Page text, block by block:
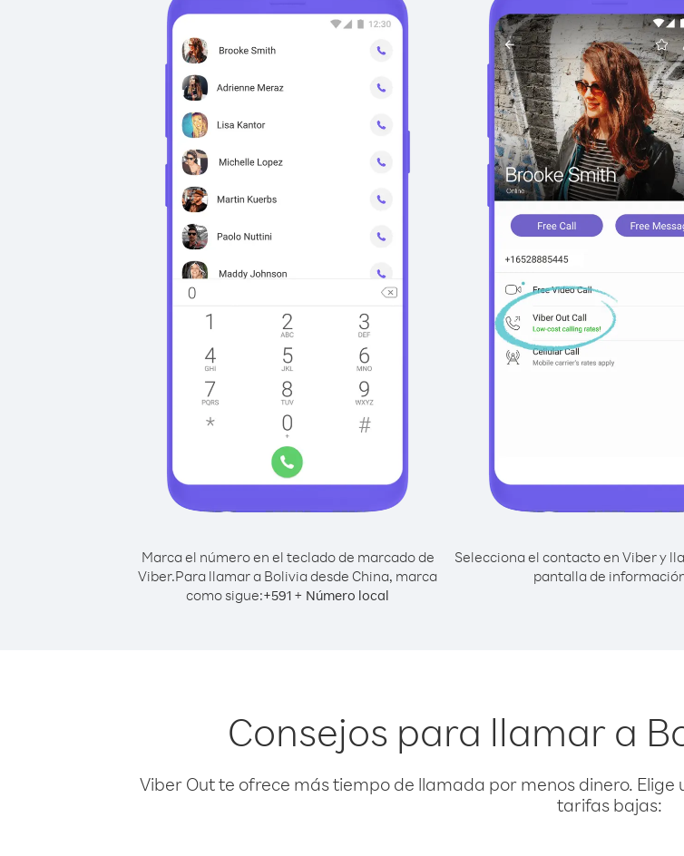
Marca el número en el teclado de marcado de
Viber.Para llamar a Bolivia desde China, marca
como sigue:+591 + Número local
Selecciona el contacto en Viber y
pantalla de
Consejos para llamar a
Viber Out te ofrece más tiempo de llamada por menos dinero.
tarifas bajas: